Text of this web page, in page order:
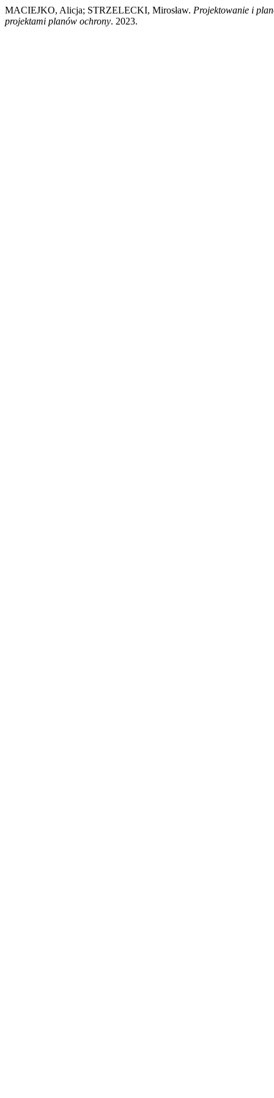
MACIEJKO, Alicja; STRZELECKI, Mirosław. Projektowanie i
projektami planów ochrony. 2023.